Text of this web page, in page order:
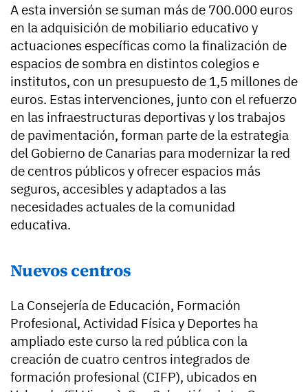
A esta inversión se suman más de 700.000 euros
en la adquisición de mobiliario educativo y
actuaciones específicas como la finalización de
espacios de sombra en distintos colegios e
institutos, con un presupuesto de 1,5 millones de
euros. Estas intervenciones, junto con el refuerzo
en las infraestructuras deportivas y los trabajos
de pavimentación, forman parte de la estrategia
del Gobierno de Canarias para modernizar la red
de centros públicos y ofrecer espacios más
seguros, accesibles y adaptados a las
necesidades actuales de la comunidad
educativa.
Nuevos centros
La Consejería de Educación, Formación
Profesional, Actividad Física y Deportes ha
ampliado este curso la red pública con la
creación de cuatro centros integrados de
formación profesional (CIFP), ubicados en